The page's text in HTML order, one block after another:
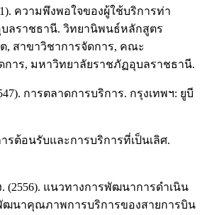
ความพึงพอใจของผู้ใช้บริการท่า
ลราชธานี. วิทยานิพนธ์หลักสูตร
สาขาวิชาการจัดการ, คณะ
การ, มหาวิทยาลัยราชภัฏอุบลราชธานี.
การตลาดการบริการ. กรุงเทพฯ: ยูบี
รต้อนรับและการบริการที่เป็นเลิศ.
(2556). แนวทางการพัฒนาการดำเนิน
นาคุณภาพการบริการของสายการบิน